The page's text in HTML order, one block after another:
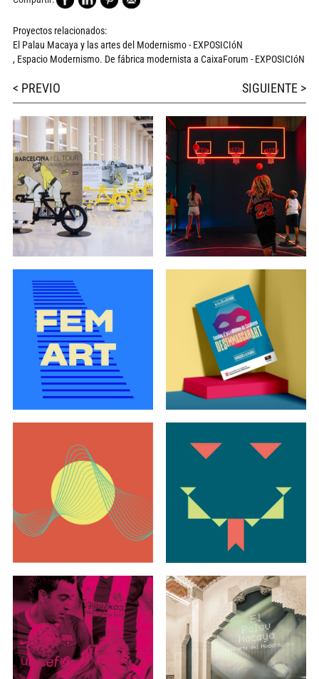
Proyectos relacionados:
El Palau Macaya y las artes del Modernismo - EXPOSICIóN
, Espacio Modernismo. De fábrica modernista a CaixaForum - EXPOSICIóN
< PREVIO SIGUIENTE >